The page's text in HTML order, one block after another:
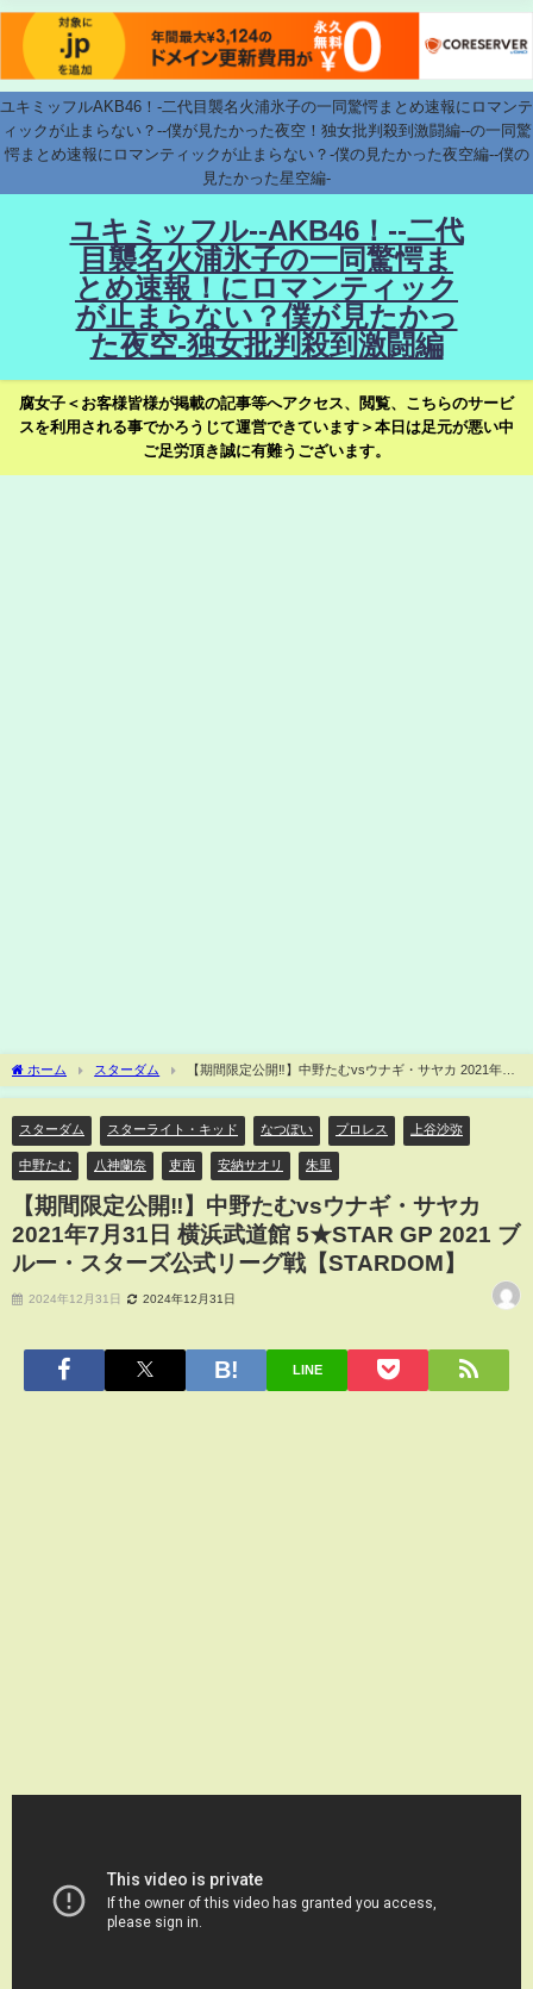
ユキミッフルAKB46！-二代目襲名火浦氷子の一同驚愕まとめ速報にロマンテ
ィックが止まらない？--僕が見たかった夜空！独女批判殺到激闘編--の一同驚
愕まとめ速報にロマンティックが止まらない？-僕の見たかった夜空編--僕の
見たかった星空編-
ユキミッフル--AKB46！--二代
目襲名火浦氷子の一同驚愕ま
とめ速報！にロマンティック
が止まらない？僕が見たかっ
た夜空-独女批判殺到激闘編
腐女子＜お客様皆様が掲載の記事等へアクセス、閲覧、こちらのサービ
スを利用される事でかろうじて運営できています＞本日は足元が悪い中
ご足労頂き誠に有難うございます。
ホーム スターダム
【期間限定公開‼️】中野たむvsウナギ・サヤカ 2021年7
月31日 横浜武道館 5★STAR GP 2021 ブルー・スターズ公式リーグ戦【STARDOM】
スターダム スターライト・キッド なつぽい プロレス 上谷沙弥
中野たむ 八神蘭奈 吏南 安納サオリ 朱里
【期間限定公開‼️】中野たむvsウナギ・サヤカ
2021年7月31日 横浜武道館 5★STAR GP 2021 ブ
ルー・スターズ公式リーグ戦【STARDOM】
2024年12月31日 2024年12月31日
LINE